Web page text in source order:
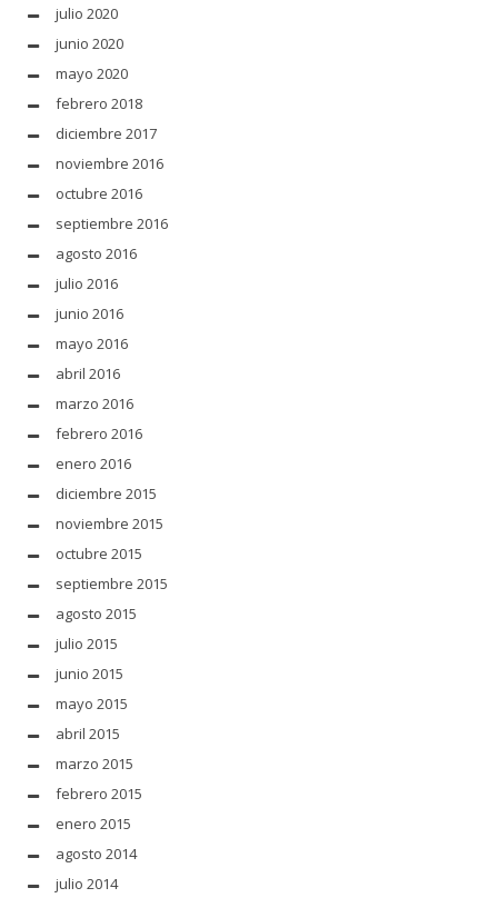
julio 2020
junio 2020
mayo 2020
febrero 2018
diciembre 2017
noviembre 2016
octubre 2016
septiembre 2016
agosto 2016
julio 2016
junio 2016
mayo 2016
abril 2016
marzo 2016
febrero 2016
enero 2016
diciembre 2015
noviembre 2015
octubre 2015
septiembre 2015
agosto 2015
julio 2015
junio 2015
mayo 2015
abril 2015
marzo 2015
febrero 2015
enero 2015
agosto 2014
julio 2014